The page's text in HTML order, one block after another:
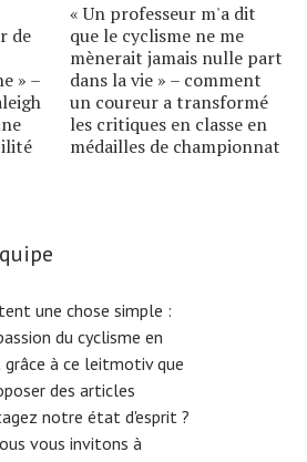
de
» –
« Un professeur m'a dit
que le cyclisme ne me
mènerait jamais nulle part
dans la vie » – comment
un coureur a transformé
les critiques en classe en
médailles de championnat
une chose simple :
du cyclisme en
grâce à ce leitmotiv que
des articles
notre état d'esprit ?
vous invitons à